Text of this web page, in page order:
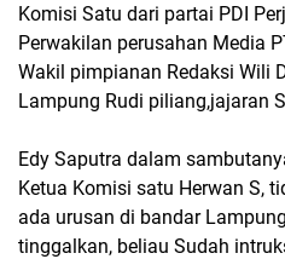
Komisi Satu dari partai PDI
Perwakilan perusahan Media
Wakil pimpianan Redaksi Wili
Lampung Rudi piliang,jajaran
Edy Saputra dalam
Ketua Komisi satu Herwan S,
ada urusan di bandar
tinggalkan, beliau Sudah